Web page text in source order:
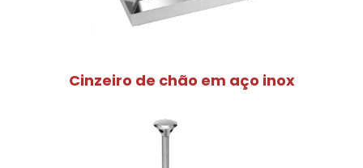
Cinzeiro de chão em aço inox